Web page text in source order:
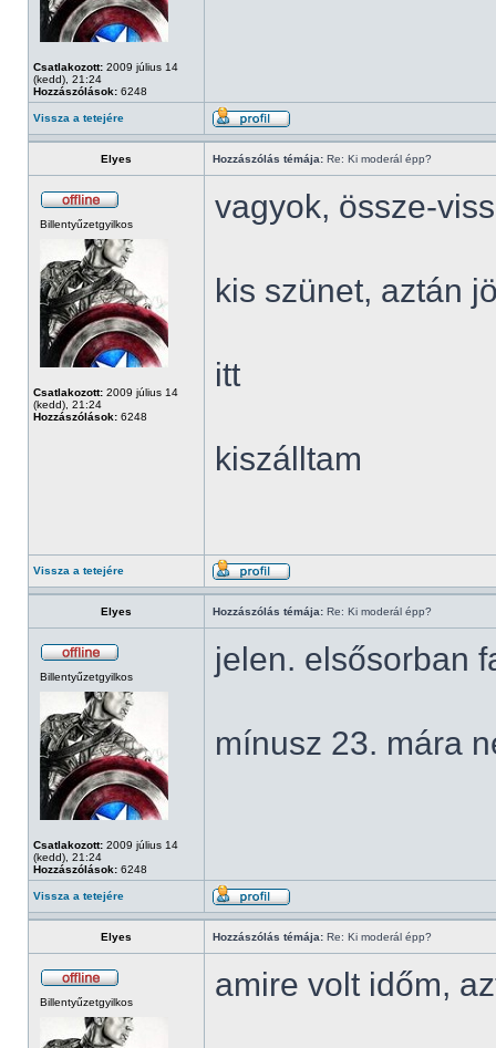
Csatlakozott: 2009 július 14
(kedd), 21:24
Hozzászólások: 6248
Vissza a tetejére
Elyes Hozzászólás témája: Re: Ki moderál épp?
Billentyűzetgyilkos
Csatlakozott: 2009 július 14
(kedd), 21:24
Hozzászólások: 6248
vagyok, össze-
kis szünet, aztán
itt
kiszálltam
Vissza a tetejére
Elyes Hozzászólás témája: Re: Ki moderál épp?
Billentyűzetgyilkos
Csatlakozott: 2009 július 14
(kedd), 21:24
Hozzászólások: 6248
jelen. elsősorban
mínusz 23. mára
Vissza a tetejére
Elyes Hozzászólás témája: Re: Ki moderál épp?
Billentyűzetgyilkos amire volt időm,